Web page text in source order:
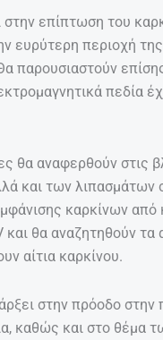
στην επίπτωση του
ευρύτερη περιοχή
παρουσιαστούν
πεδία
θα αναφερθούν στις
και των λιπασμάτων
καρκίνων
και θα αναζητηθούν τα
αίτια καρκίνου.
στην πρόοδο
καθώς και στο θέμα